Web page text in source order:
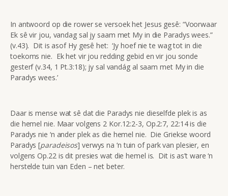
In antwoord op die rower se versoek het Jesus gesê: “Voorwaar
Ek sê vir jou, vandag sal jy saam met My in die Paradys wees.”
(v.43). Dit is asof Hy gesê het: ‘Jy hoef nie te wag tot in die
toekoms nie. Ek het vir jou redding gebid en vir jou sonde
gesterf (v.34, 1 Pt.3:18); jy sal vandág al saam met My in die
Paradys wees.’
Daar is mense wat sê dat die Paradys nie dieselfde plek is as
die hemel nie. Maar volgens 2 Kor.12:2-3, Op.2:7, 22:14 is die
Paradys nie ‘n ander plek as die hemel nie. Die Griekse woord
Paradys [paradeisos] verwys na ‘n tuin of park van plesier, en
volgens Op.22 is dit presies wat die hemel is. Dit is as’t ware ‘n
herstelde tuin van Eden – net beter.